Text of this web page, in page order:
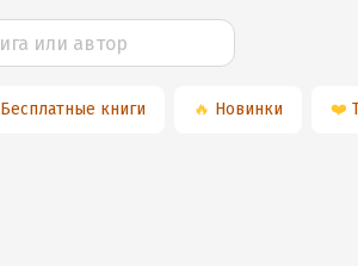
Бесплатные книги 🔥 Новинки ❤️